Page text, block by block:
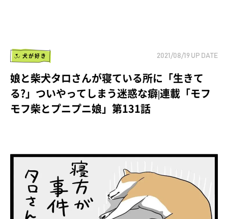
犬が好き 2021/08/19 UP DATE
娘と柴犬タロさんが寝ている所に「生きて
る?」ついやってしまう迷惑な癖|連載「モフ
モフ柴とプニプニ娘」第131話